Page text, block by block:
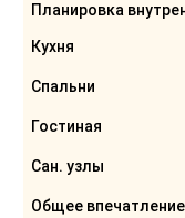
Планировка
Кухня
Спальни
Гостиная
Сан. узлы
Общее впечатление